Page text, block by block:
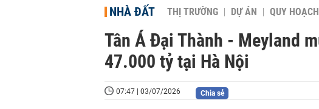
NHÀ ĐẤT THỊ TRƯỜNG DỰ ÁN QUY HOẠCH
Tân Á Đại Thành - Meyland
47.000 tỷ tại Hà Nội
07:47 | 03/07/2026 Chia sẻ